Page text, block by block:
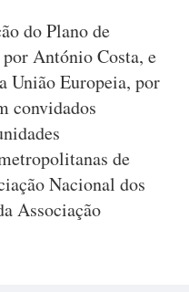
do Plano de
António Costa, e
União Europeia, por
convidados
de
Nacional dos
Associação